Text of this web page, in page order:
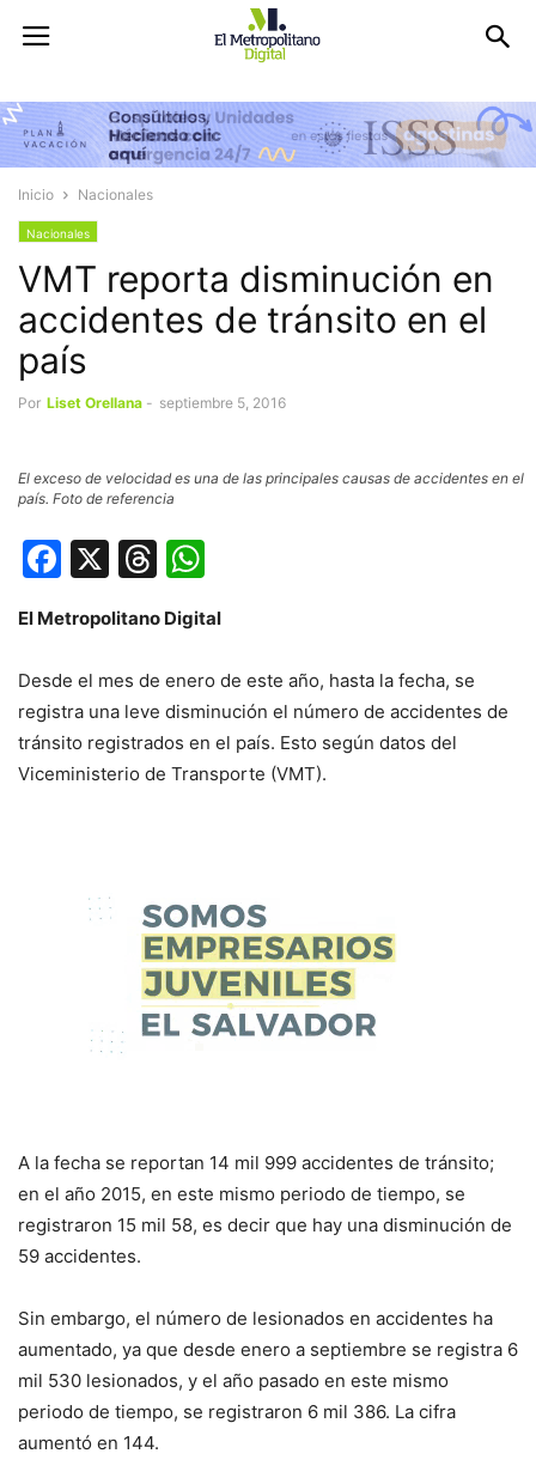
Inicio Nacionales
Nacionales
VMT reporta disminución en
accidentes de tránsito en el
país
Por Liset Orellana - septiembre 5, 2016
El exceso de velocidad es una de las principales causas de accidentes en el
país. Foto de referencia
Facebook
X Threads
El Metropolitano Digital
Desde el mes de enero de este año, hasta la fecha, se
registra una leve disminución el número de accidentes de
tránsito registrados en el país. Esto según datos del
Viceministerio de Transporte (VMT).
A la fecha se reportan 14 mil 999 accidentes de tránsito;
en el año 2015, en este mismo periodo de tiempo, se
registraron 15 mil 58, es decir que hay una disminución de
59 accidentes.
Sin embargo, el número de lesionados en accidentes ha
aumentado, ya que desde enero a septiembre se registra 6
mil 530 lesionados, y el año pasado en este mismo
periodo de tiempo, se registraron 6 mil 386. La cifra
aumentó en 144.